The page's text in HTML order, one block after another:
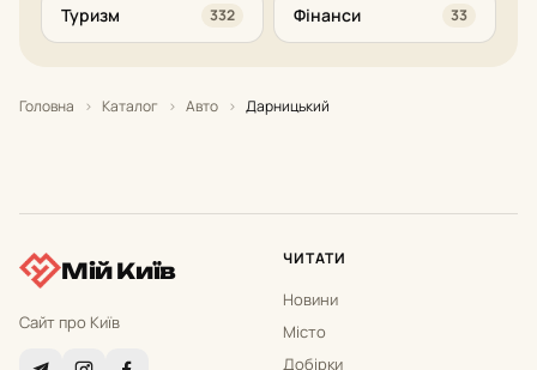
Туризм 332 Фінанси 33
Головна › Каталог › Авто › Дарницький
Мій Київ
Сайт про Київ
ЧИТАТИ
Новини
Місто
Добірки